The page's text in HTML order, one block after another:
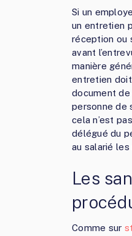
Si un
un entretien
réception ou
avant
manière
entretien doit
document
personne de
cela n’est
délégué du
au salarié
Les
Comme sur